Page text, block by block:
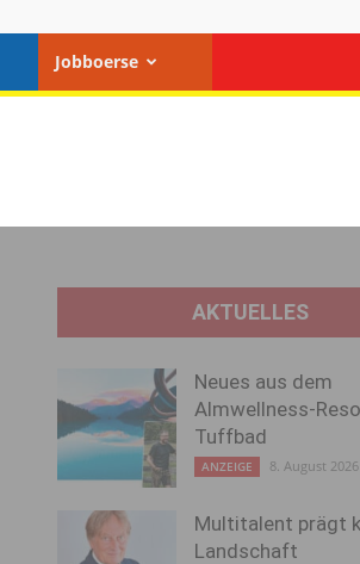
Jobboerse
AKTUELLES
Neues aus dem
Almwellness-
Tuffbad
ANZEIGE 8. August 2026
Multitalent prägt
Landschaft